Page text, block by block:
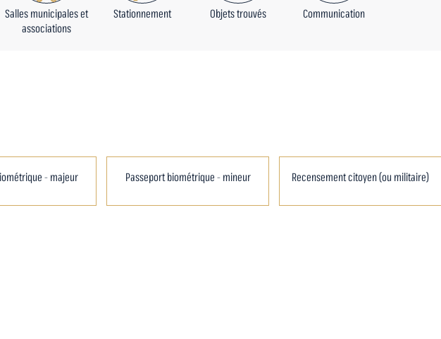
Salles municipales et
associations
Stationnement Objets trouvés Communication
- majeur Passeport biométrique - mineur Recensement citoyen (ou militaire)